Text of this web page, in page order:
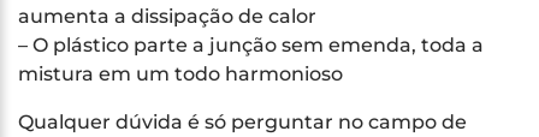
aumenta a dissipação de calor
– O plástico parte a junção sem emenda, toda a
mistura em um todo harmonioso
Qualquer dúvida é só perguntar no campo de